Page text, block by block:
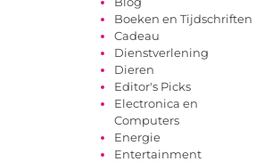
Boeken en Tijdschriften
Cadeau
Dienstverlening
Dieren
Editor's Picks
Electronica en
Computers
Energie
Entertainment